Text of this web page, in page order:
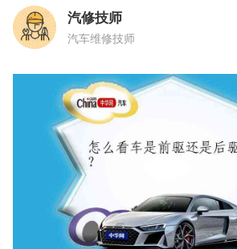
汽修技师
汽车维修技师